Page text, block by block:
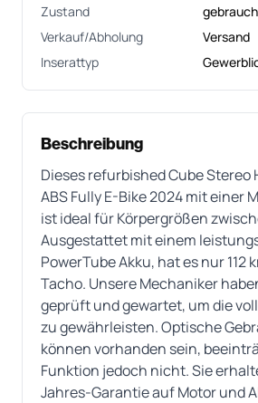
Zustand
Verkauf/Abholung
Versand
Inserattyp
Beschreibung
Dieses refurbished Cube Stereo
ABS Fully E-Bike 2024 mit einer
ist ideal für Körpergrößen
Ausgestattet mit einem
PowerTube Akku, hat es nur 112
Tacho. Unsere Mechaniker
geprüft und gewartet, um die
zu gewährleisten. Optische
können vorhanden sein,
Funktion jedoch nicht. Sie
Jahres-Garantie auf Motor und